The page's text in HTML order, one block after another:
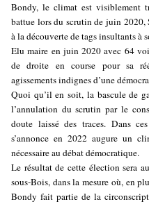
Bondy, le climat est visiblement
battue lors du scrutin de juin
à la découverte de tags insultants à
Elu maire en juin 2020 avec 64
de droite en course pour sa
agissements indignes d’une
Quoi qu’il en soit, la bascule de
l’annulation du scrutin par le
doute laissé des traces. Dans
s’annonce en 2022 augure un
nécessaire au débat démocratique.
Le résultat de cette élection sera
sous-Bois, dans la mesure où, en
Bondy fait partie de la